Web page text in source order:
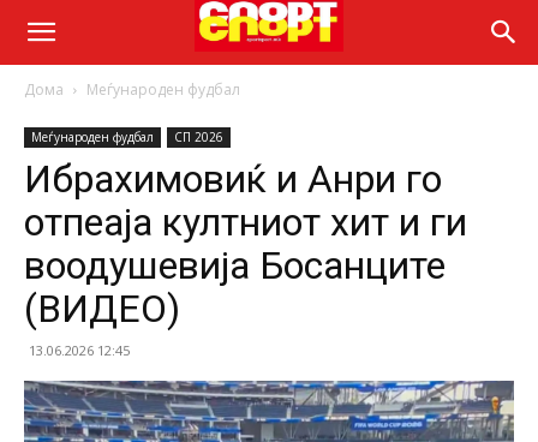
Дома Меѓународен фудбал
Меѓународен фудбал СП 2026
Ибрахимовиќ и Анри го
отпеаја култниот хит и ги
воодушевија Босанците
(ВИДЕО)
13.06.2026 12:45